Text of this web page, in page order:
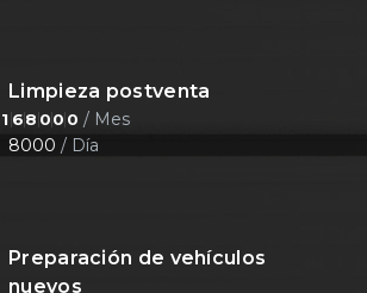
Limpieza postventa
1 68 00 0 / Mes
8000 / Día
Preparación de vehículos
nuevos